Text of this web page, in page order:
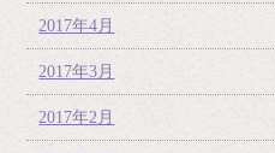
2017年4月
2017年3月
2017年2月